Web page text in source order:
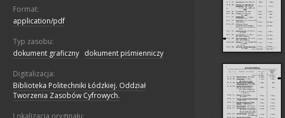
Format:
application/pdf
Typ zasobu:
dokument graficzny dokument piśmienniczy
Digitalizacja:
Biblioteka Politechniki Łódzkiej. Oddział
Tworzenia Zasobów Cyfrowych.